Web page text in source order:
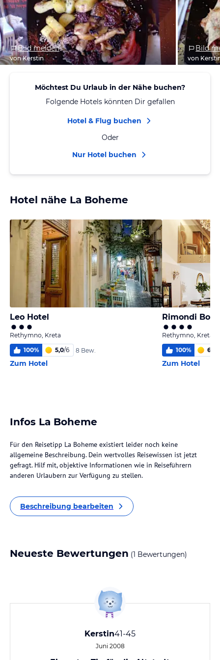
Bild melden
von Kerstin
Bild
von
Möchtest Du Urlaub in der Nähe buchen?
Folgende Hotels könnten Dir gefallen
Hotel & Flug buchen
Oder
Nur Hotel buchen
Hotel nähe La Boheme
Leo Hotel
Rethymno, Kreta
100% 5,0/6 8 Bew.
Zum Hotel
Rethymno, Kreta
100% 6,0
Zum Hotel
Infos La Boheme
Für den Reisetipp La Boheme existiert leider noch keine
allgemeine Beschreibung. Dein wertvolles Reisewissen ist jetzt
gefragt. Hilf mit, objektive Informationen wie in Reiseführern
anderen Urlaubern zur Verfügung zu stellen.
Beschreibung bearbeiten
Neueste Bewertungen (1 Bewertungen)
Kerstin41-45
Juni 2008